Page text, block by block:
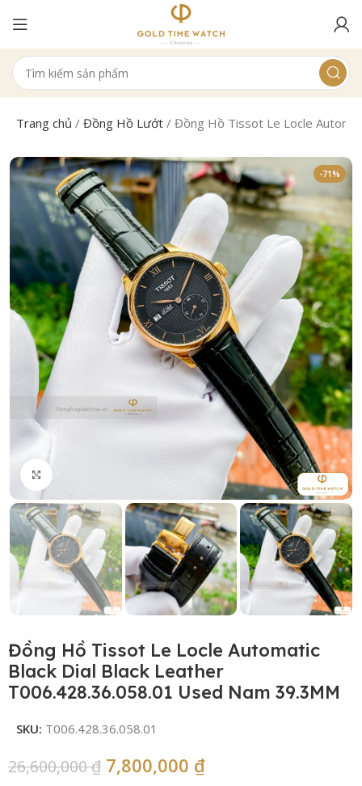
Trang chủ /Đồng Hồ Lướt /Đồng Hồ Tissot Le Locle
-71%
Click to enlarge
Đồng Hồ Tissot Le Locle Automatic
Black Dial Black Leather
T006.428.36.058.01 Used Nam 39.3MM
SKU: T006.428.36.058.01
26,600,000₫ 7,800,000 ₫